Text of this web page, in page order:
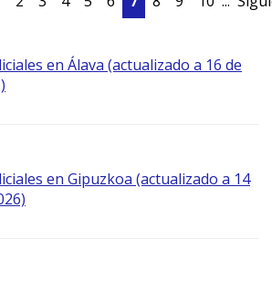
en Álava (actualizado a 16 de
en Gipuzkoa (actualizado a 14